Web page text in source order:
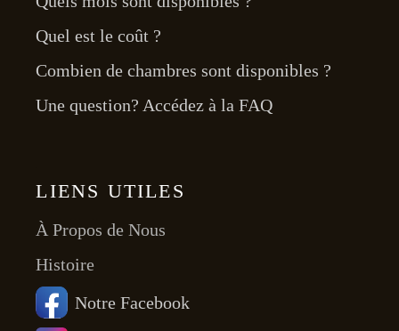
Quel est le coût ?
Combien de chambres sont disponibles ?
Une question? Accédez à la FAQ
LIENS UTILES
À Propos de Nous
Histoire
Notre Facebook